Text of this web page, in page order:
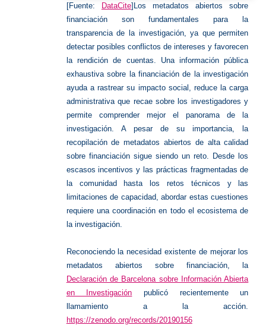
[Fuente: DataCite]Los metadatos abiertos sobre
financiación son fundamentales para la
transparencia de la investigación, ya que permiten
detectar posibles conflictos de intereses y favorecen
la rendición de cuentas. Una información pública
exhaustiva sobre la financiación de la investigación
ayuda a rastrear su impacto social, reduce la carga
administrativa que recae sobre los investigadores y
permite comprender mejor el panorama de la
investigación. A pesar de su importancia, la
recopilación de metadatos abiertos de alta calidad
sobre financiación sigue siendo un reto. Desde los
escasos incentivos y las prácticas fragmentadas de
la comunidad hasta los retos técnicos y las
limitaciones de capacidad, abordar estas cuestiones
requiere una coordinación en todo el ecosistema de
la investigación.
Reconociendo la necesidad existente de mejorar los
metadatos abiertos sobre financiación, la
Declaración de Barcelona sobre Información Abierta
en Investigación publicó recientemente un
llamamiento a la acción.
https://zenodo.org/records/20190156